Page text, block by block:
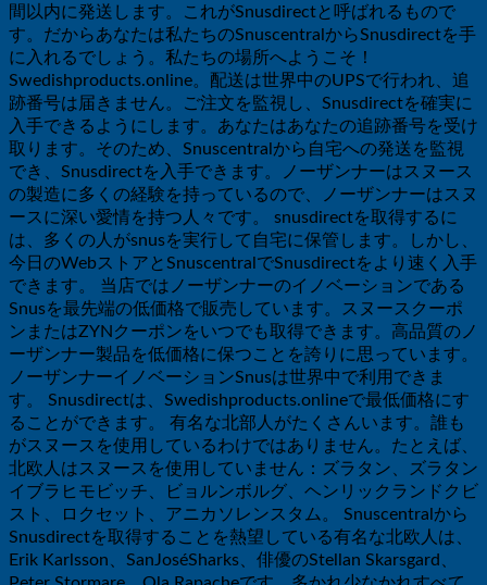
間以内に発送します。これがSnusdirectと呼ばれるもので
す。だからあなたは私たちのSnuscentralからSnusdirectを手
に入れるでしょう。私たちの場所へようこそ！
Swedishproducts.online。配送は世界中のUPSで行われ、追
跡番号は届きません。ご注文を監視し、Snusdirectを確実に
入手できるようにします。あなたはあなたの追跡番号を受け
取ります。そのため、Snuscentralから自宅への発送を監視
でき、Snusdirectを入手できます。ノーザンナーはスヌース
の製造に多くの経験を持っているので、ノーザンナーはスヌ
ースに深い愛情を持つ人々です。 snusdirectを取得するに
は、多くの人がsnusを実行して自宅に保管します。しかし、
今日のWebストアとSnuscentralでSnusdirectをより速く入手
できます。 当店ではノーザンナーのイノベーションである
Snusを最先端の低価格で販売しています。スヌースクーポ
ンまたはZYNクーポンをいつでも取得できます。高品質のノ
ーザンナー製品を低価格に保つことを誇りに思っています。
ノーザンナーイノベーションSnusは世界中で利用できま
す。 Snusdirectは、Swedishproducts.onlineで最低価格にす
ることができます。 有名な北部人がたくさんいます。誰も
がスヌースを使用しているわけではありません。たとえば、
北欧人はスヌースを使用していません：ズラタン、ズラタン
イブラヒモビッチ、ビョルンボルグ、ヘンリックランドクビ
スト、ロクセット、アニカソレンスタム。 Snuscentralから
Snusdirectを取得することを熱望している有名な北欧人は、
Erik Karlsson、SanJoséSharks、俳優のStellan Skarsgard、